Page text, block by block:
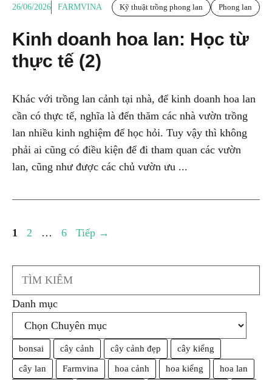
26/06/2026 FARMVINA Kỹ thuật trồng phong lan Phong lan
Kinh doanh hoa lan: Học từ
thực tế (2)
Khác với trồng lan cảnh tại nhà, để kinh doanh hoa lan
cần có thực tế, nghĩa là đến thăm các nhà vườn trồng
lan nhiều kinh nghiệm để học hỏi. Tuy vậy thì không
phải ai cũng có điều kiện để đi tham quan các vườn
lan, cũng như được các chủ vườn ưu ...
Trang
1 Trang
2 … Trang
6 Tiếp →
Search
Danh mục
bonsai cây cảnh cây cảnh đẹp cây kiểng
cây lan Farmvina hoa cảnh hoa kiểng hoa lan